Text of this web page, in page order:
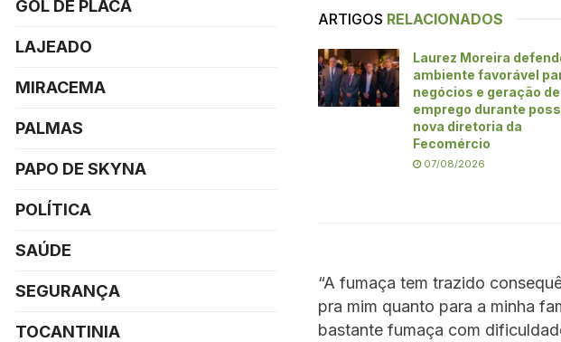
ARTIGOS RELACIONADOS
Laurez Moreira
ambiente favorável
negócios e geração de
emprego durante
nova diretoria da
Fecomércio
07/08/2026
“A fumaça tem trazido
pra mim quanto para a minha
bastante fumaça com
GOL DE PLACA
LAJEADO
MIRACEMA
PALMAS
PAPO DE SKYNA
POLÍTICA
SAÚDE
SEGURANÇA
TOCANTINIA